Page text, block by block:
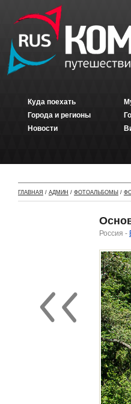
Куда поехать
Города и регионы
Новости
ГЛАВНАЯ / АДМИН / ФОТОАЛЬБОМЫ /
Россия -